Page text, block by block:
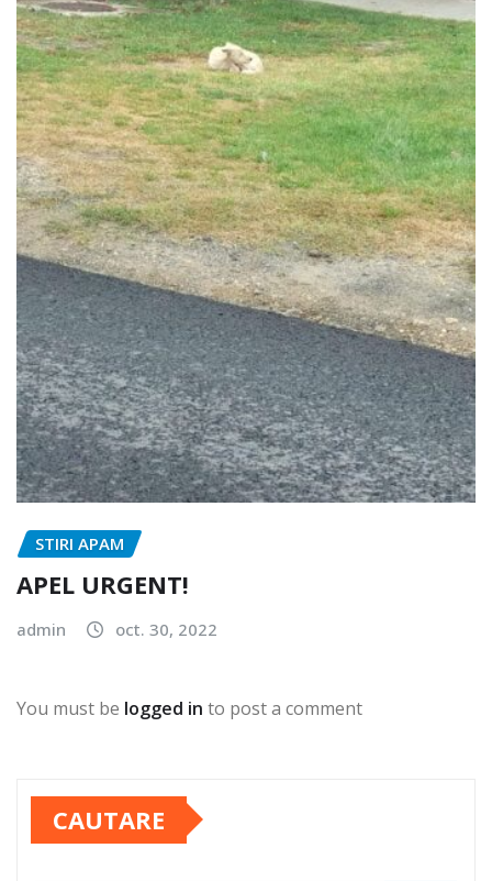
STIRI APAM
APEL URGENT!
admin oct. 30, 2022
You must be logged in to post a comment
CAUTARE